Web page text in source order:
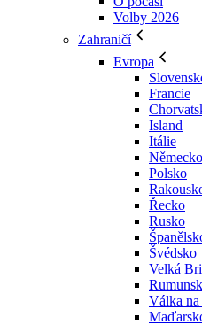
Volby 2026
Zahraničí
Evropa
Francie
Island
Itálie
Německo
Polsko
Řecko
Rusko
Švédsko
Velká
Válka